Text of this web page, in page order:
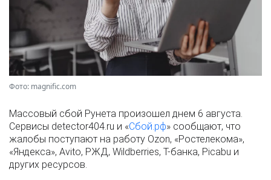
Фото: magnific.com
Массовый сбой Рунета произошел днем 6 августа.
Сервисы detector404.ru и «Сбой.рф» сообщают, что
жалобы поступают на работу Ozon, «Ростелекома»,
«Яндекса», Avito, РЖД, Wildberries, Т-банка, Picabu и
других ресурсов.